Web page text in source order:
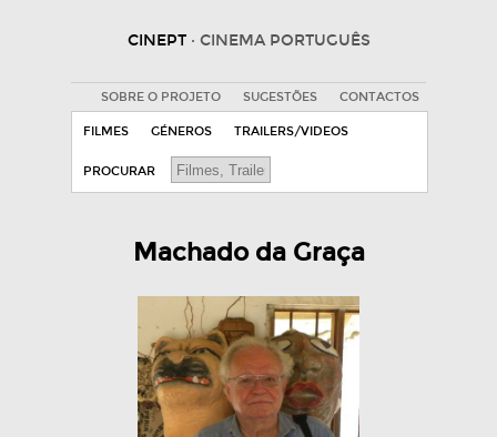
CINEPT · CINEMA PORTUGUÊS
SOBRE O PROJETO SUGESTÕES CONTACTOS
FILMES GÉNEROS TRAILERS/VIDEOS
PROCURAR
Machado da Graça